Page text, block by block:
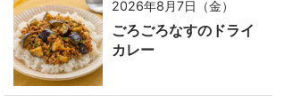
2026年8月7日（金）
ごろごろなすのドライ
カレー